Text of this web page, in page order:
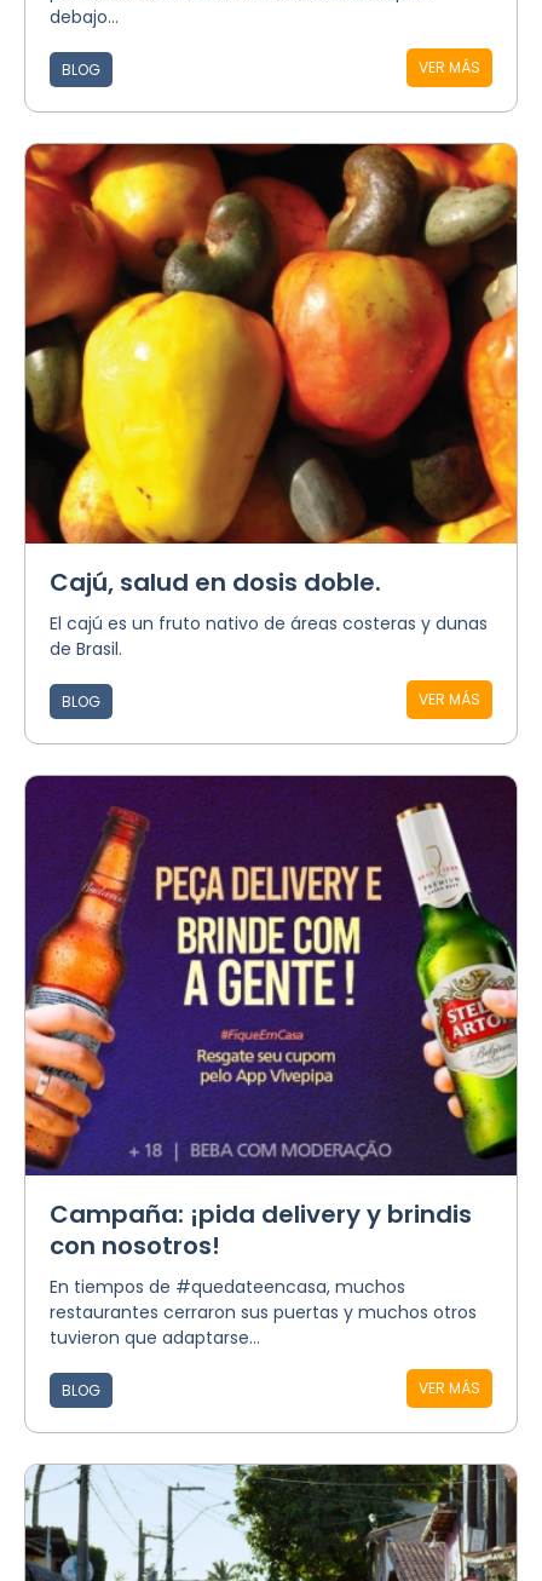
debajo...
VER MÁS
BLOG
Cajú, salud en dosis doble.
El cajú es un fruto nativo de áreas costeras y dunas
de Brasil.
VER MÁS
BLOG
Campaña: ¡pida delivery y brindis
con nosotros!
En tiempos de #quedateencasa, muchos
restaurantes cerraron sus puertas y muchos otros
tuvieron que adaptarse...
VER MÁS
BLOG